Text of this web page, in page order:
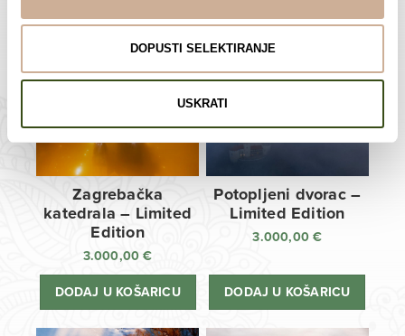
DOPUSTI SELEKTIRANJE
USKRATI
Limited Edition Fotografije
Zagrebačka
katedrala – Limited
Edition
3.000,00€
DODAJ U KOŠARICU
Potopljeni dvorac –
Limited Edition
3.000,00€
DODAJ U KOŠARICU